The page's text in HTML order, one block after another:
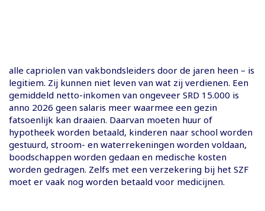
alle capriolen van vakbondsleiders door de jaren heen – is
legitiem. Zij kunnen niet leven van wat zij verdienen. Een
gemiddeld netto-inkomen van ongeveer SRD 15.000 is
anno 2026 geen salaris meer waarmee een gezin
fatsoenlijk kan draaien. Daarvan moeten huur of
hypotheek worden betaald, kinderen naar school worden
gestuurd, stroom- en waterrekeningen worden voldaan,
boodschappen worden gedaan en medische kosten
worden gedragen. Zelfs met een verzekering bij het SZF
moet er vaak nog worden betaald voor medicijnen.